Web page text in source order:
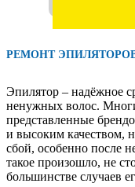
РЕМОНТ
РЕМОНТ
РЕМОНТ
РЕМОНТ
РЕМОНТ
РЕМОНТ
РЕМОНТ
РЕМОНТ
РЕМОНТ
РЕМОНТ
РЕМОНТ
РЕМОНТ
РЕМОНТ ЭПИЛЯТОРОВ
Эпилятор – надёжное
ненужных волос.
представленные
и высоким качеством,
сбой, особенно после
такое произошло, не
большинстве случаев